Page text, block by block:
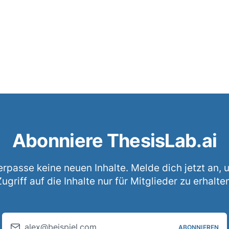
Abonniere ThesisLab.ai
keine neuen Inhalte. Melde dich jetzt an,
auf die Inhalte nur für Mitglieder zu
alex@beispiel.com ABONNIEREN